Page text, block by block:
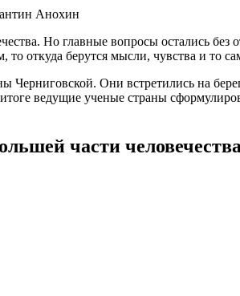
Анохин
Но главные вопросы остались
откуда берутся мысли, чувства и то
Они встретились на
ведущие ученые страны
части